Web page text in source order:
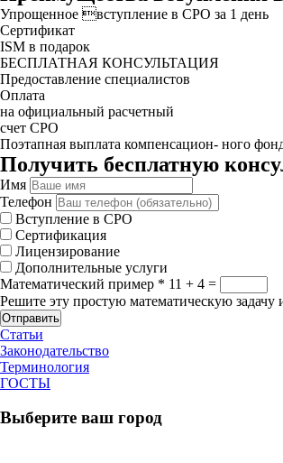
Упрощенное вступление в СРО за 1 день
Сертификат
ISM в подарок
БЕСПЛАТНАЯ КОНСУЛЬТАЦИЯ
Предоставление специалистов
Оплата
на официальный расчетный
счет СРО
Поэтапная выплата компенсацион- ного
Получить бесплатную
Имя
Телефон
Вступление в СРО
Сертификация
Лицензирование
Дополнительные услуги
Математический пример * 11 + 4 =
Решите эту простую математическую задачу
Отправить
Статьи
Законодательство
Терминология
ГОСТЫ
Выберите ваш город